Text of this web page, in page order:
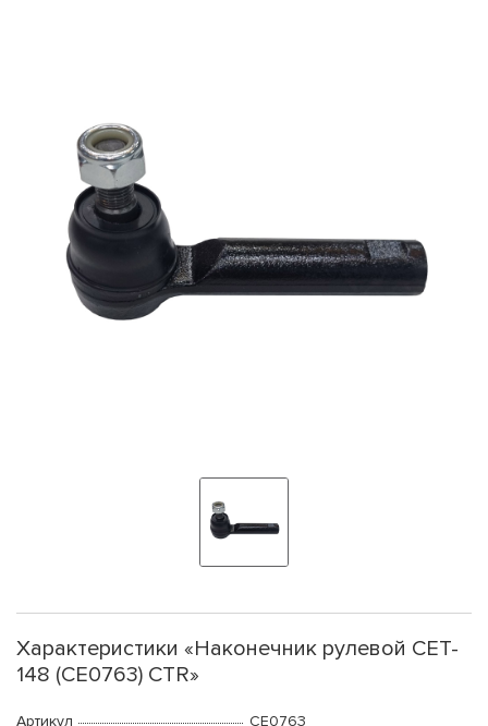
Характеристики «Наконечник рулевой CET-
148 (CE0763) CTR»
Артикул
CE0763